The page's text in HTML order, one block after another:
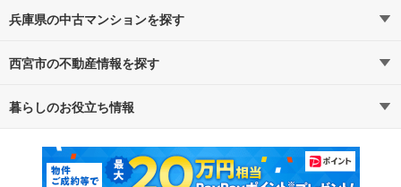
兵庫県の中古マンションを探す
路線・駅から探す
通勤・通学時間から探す
西宮市の不動産情報を探す
不動産・住宅
新築マンション 中古マンション
暮らしのお役立ち情報
マンションカタログ 教えて！住まいの先生